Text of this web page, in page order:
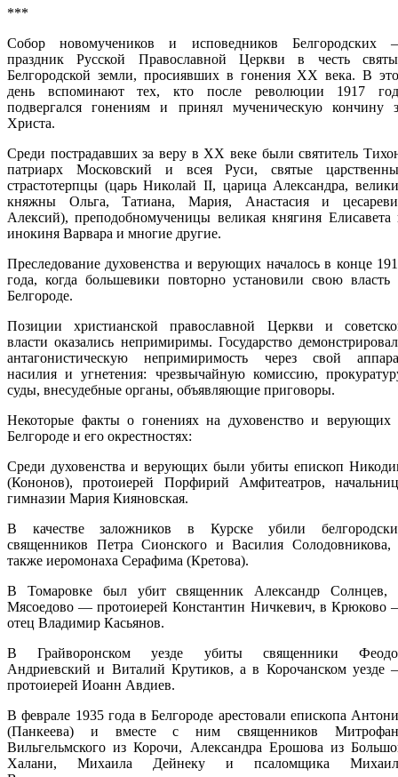
***
Собор новомучеников и исповедников Белгородских
праздник Русской Православной Церкви в честь
Белгородской земли, просиявших в гонения XX века. В
день вспоминают тех, кто после революции 1917
подвергался гонениям и принял мученическую кончину
Христа.
Среди пострадавших за веру в ХХ веке были святитель
патриарх Московский и всея Руси, святые
страстотерпцы (царь Николай II, царица Александра,
княжны Ольга, Татиана, Мария, Анастасия и
Алексий), преподобномученицы великая княгиня Елисавета
инокиня Варвара и многие другие.
Преследование духовенства и верующих началось в конце
года, когда большевики повторно установили свою власть
Белгороде.
Позиции христианской православной Церкви и
власти оказались непримиримы. Государство
антагонистическую непримиримость через свой
насилия и угнетения: чрезвычайную комиссию,
суды, внесудебные органы, объявляющие приговоры.
Некоторые факты о гонениях на духовенство и верующих
Белгороде и его окрестностях:
Среди духовенства и верующих были убиты епископ
(Кононов), протоиерей Порфирий Амфитеатров,
гимназии Мария Кияновская.
В качестве заложников в Курске убили
священников Петра Сионского и Василия Солодовникова,
также иеромонаха Серафима (Кретова).
В Томаровке был убит священник Александр Солнцев,
Мясоедово — протоиерей Константин Ничкевич, в Крюково
отец Владимир Касьянов.
В Грайворонском уезде убиты священники
Андриевский и Виталий Крутиков, а в Корочанском уезде
протоиерей Иоанн Авдиев.
В феврале 1935 года в Белгороде арестовали епископа
(Панкеева) и вместе с ним священников
Вильгельмского из Корочи, Александра Ерошова из
Халани, Михаила Дейнеку и псаломщика